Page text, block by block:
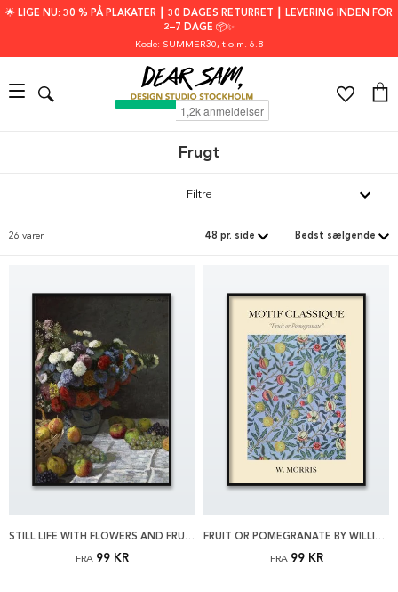
🌟 LIGE NU: 30 % PÅ PLAKATER ┃ 30 DAGES RETURRET ┃ LEVERING INDEN FOR
2–7 DAGE 📦✨
Kode: SUMMER30, t.o.m. 6.8
Frugt
Filtre
26 varer
STILL LIFE WITH FLOWERS AND FRUIT BY MONET PLAKAT
FRA 99 KR
FRUIT OR POMEGRANATE BY WILLIAM MORRIS PLAKAT
FRA 99 KR